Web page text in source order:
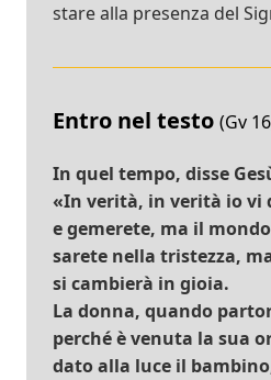
stare alla presenza del
Entro nel testo (Gv
In quel tempo, disse
«In verità, in verità io vi
e gemerete, ma il
sarete nella tristezza,
si cambierà in gioia.
La donna, quando
perché è venuta la sua
dato alla luce il